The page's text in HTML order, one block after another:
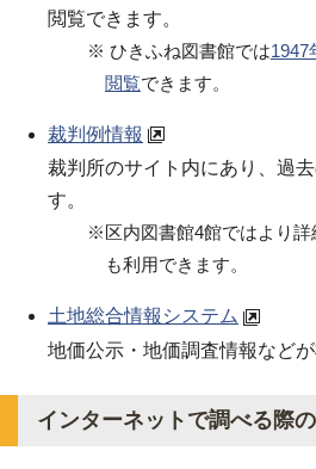
閲覧できます。
※ ひきふね図書館では1947
閲覧できます。
裁判例情報
裁判所のサイト内にあり、過
す。
※区内図書館4館ではより詳
も利用できます。
土地総合情報システム
地価公示・地価調査情報などが
インターネットで調べる際